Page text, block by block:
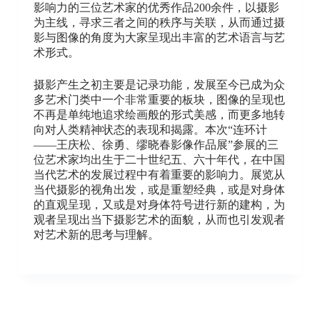
影响力的三位艺术家的优秀作品200余件，以摄影
为主线，寻求三者之间的秩序与关联，从而通过摄
影与图像的角度为大家呈现出丰富的艺术语言与艺
术形式。
摄影产生之初主要是记录功能，发展至今已成为众
多艺术门类中一个非常重要的板块，图像的呈现也
不再是单纯地追求绘画般的形式美感，而更多地转
向对人类精神状态的表现和揭露。本次“连环计
——王庆松、徐勇、缪晓春影像作品展”参展的三
位艺术家均出生于二十世纪五、六十年代，在中国
当代艺术的发展过程中有着重要的影响力。展览从
当代摄影的视角出发，或是重塑经典，或是对身体
的直观呈现，又或是对身体符号进行新的建构，为
观者呈现出当下摄影艺术的面貌，从而也引发观者
对艺术新的思考与理解。